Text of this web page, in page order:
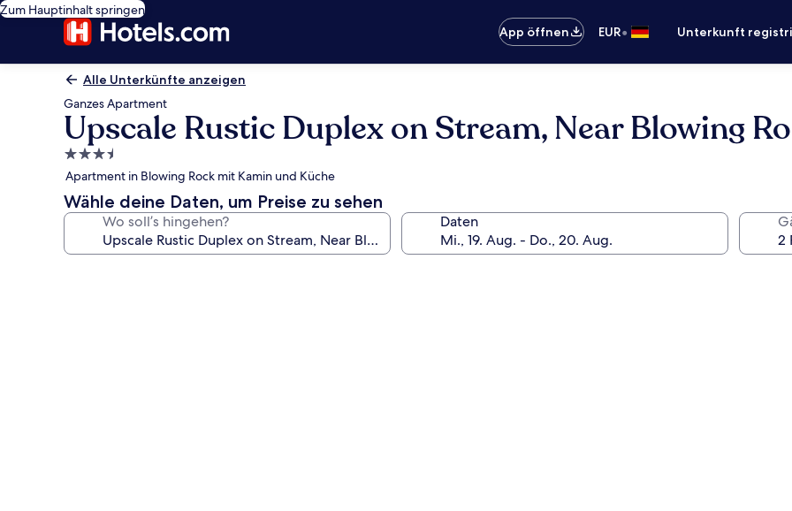
Zum Hauptinhalt springen
App öffnen
EUR• Unterkunft
Alle Unterkünfte anzeigen
Ganzes Apartment
Upscale Rustic Duplex on Stream, Near Blowing
3.5-
Sterne-
Unterkunft
Apartment in Blowing Rock mit Kamin und Küche
Wähle deine Daten, um Preise zu sehen
Wo soll’s hingehen? Daten